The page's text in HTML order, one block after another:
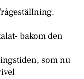
bakom den
som nu